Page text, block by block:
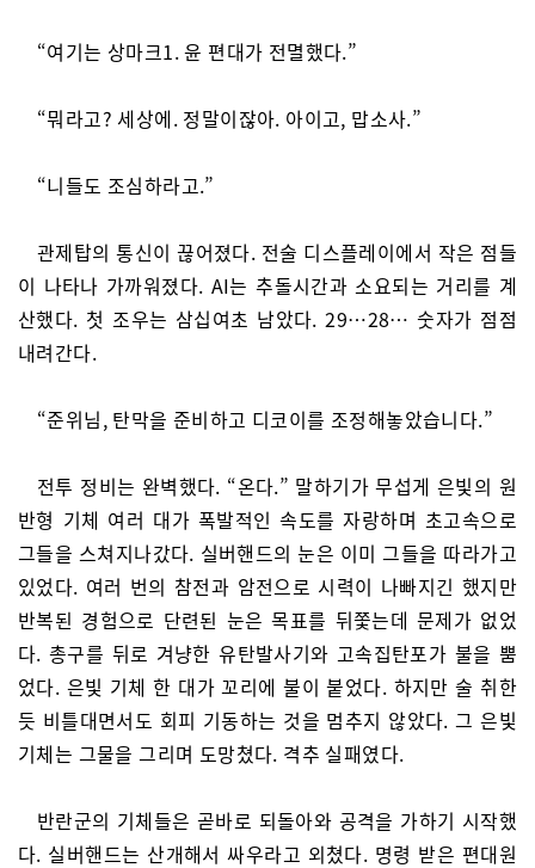
“여기는 상마크1. 윤 편대가 전멸했다.”
“뭐라고? 세상에. 정말이잖아. 아이고, 맙소사.”
“니들도 조심하라고.”
관제탑의 통신이 끊어졌다. 전술 디스플레이에서 작은 점들
이 나타나 가까워졌다. AI는 추돌시간과 소요되는 거리를 계
산했다. 첫 조우는 삼십여초 남았다. 29…28… 숫자가 점점
내려간다.
“준위님, 탄막을 준비하고 디코이를 조정해놓았습니다.”
전투 정비는 완벽했다. “온다.” 말하기가 무섭게 은빛의 원
반형 기체 여러 대가 폭발적인 속도를 자랑하며 초고속으로
그들을 스쳐지나갔다. 실버핸드의 눈은 이미 그들을 따라가고
있었다. 여러 번의 참전과 암전으로 시력이 나빠지긴 했지만
반복된 경험으로 단련된 눈은 목표를 뒤쫓는데 문제가 없었
다. 총구를 뒤로 겨냥한 유탄발사기와 고속집탄포가 불을 뿜
었다. 은빛 기체 한 대가 꼬리에 불이 붙었다. 하지만 술 취한
듯 비틀대면서도 회피 기동하는 것을 멈추지 않았다. 그 은빛
기체는 그물을 그리며 도망쳤다. 격추 실패였다.
반란군의 기체들은 곧바로 되돌아와 공격을 가하기 시작했
다. 실버핸드는 산개해서 싸우라고 외쳤다. 명령 받은 편대원